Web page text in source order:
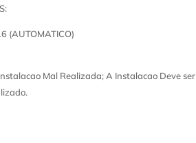
(AUTOMATICO)
Mal Realizada; A Instalacao Deve ser